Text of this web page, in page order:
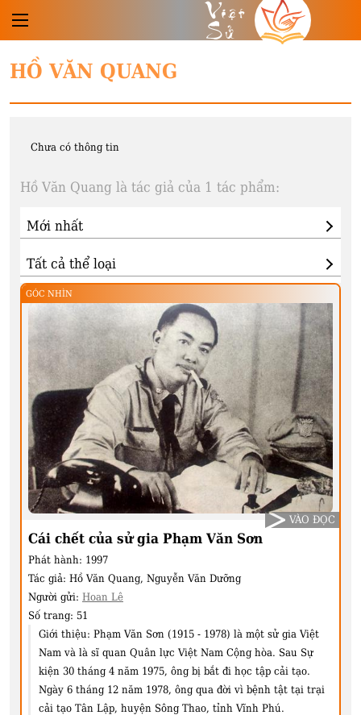
Việt
Sử
HỒ VĂN QUANG
Chưa có thông tin
Hồ Văn Quang là tác giả của 1 tác phẩm:
GÓC NHÌN
Cái chết của sử gia Phạm Văn Sơn
Phát hành: 1997
Tác giả: Hồ Văn Quang, Nguyễn Văn Dưỡng
Người gửi: Hoan Lê
Số trang: 51
Giới thiệu: Phạm Văn Sơn (1915 - 1978) là một sử gia Việt
Nam và là sĩ quan Quân lực Việt Nam Cộng hòa. Sau Sự
kiện 30 tháng 4 năm 1975, ông bị bắt đi học tập cải tạo.
Ngày 6 tháng 12 năm 1978, ông qua đời vì bệnh tật tại trại
cải tạo Tân Lập, huyện Sông Thao, tỉnh Vĩnh Phú.
VÀO ĐỌC